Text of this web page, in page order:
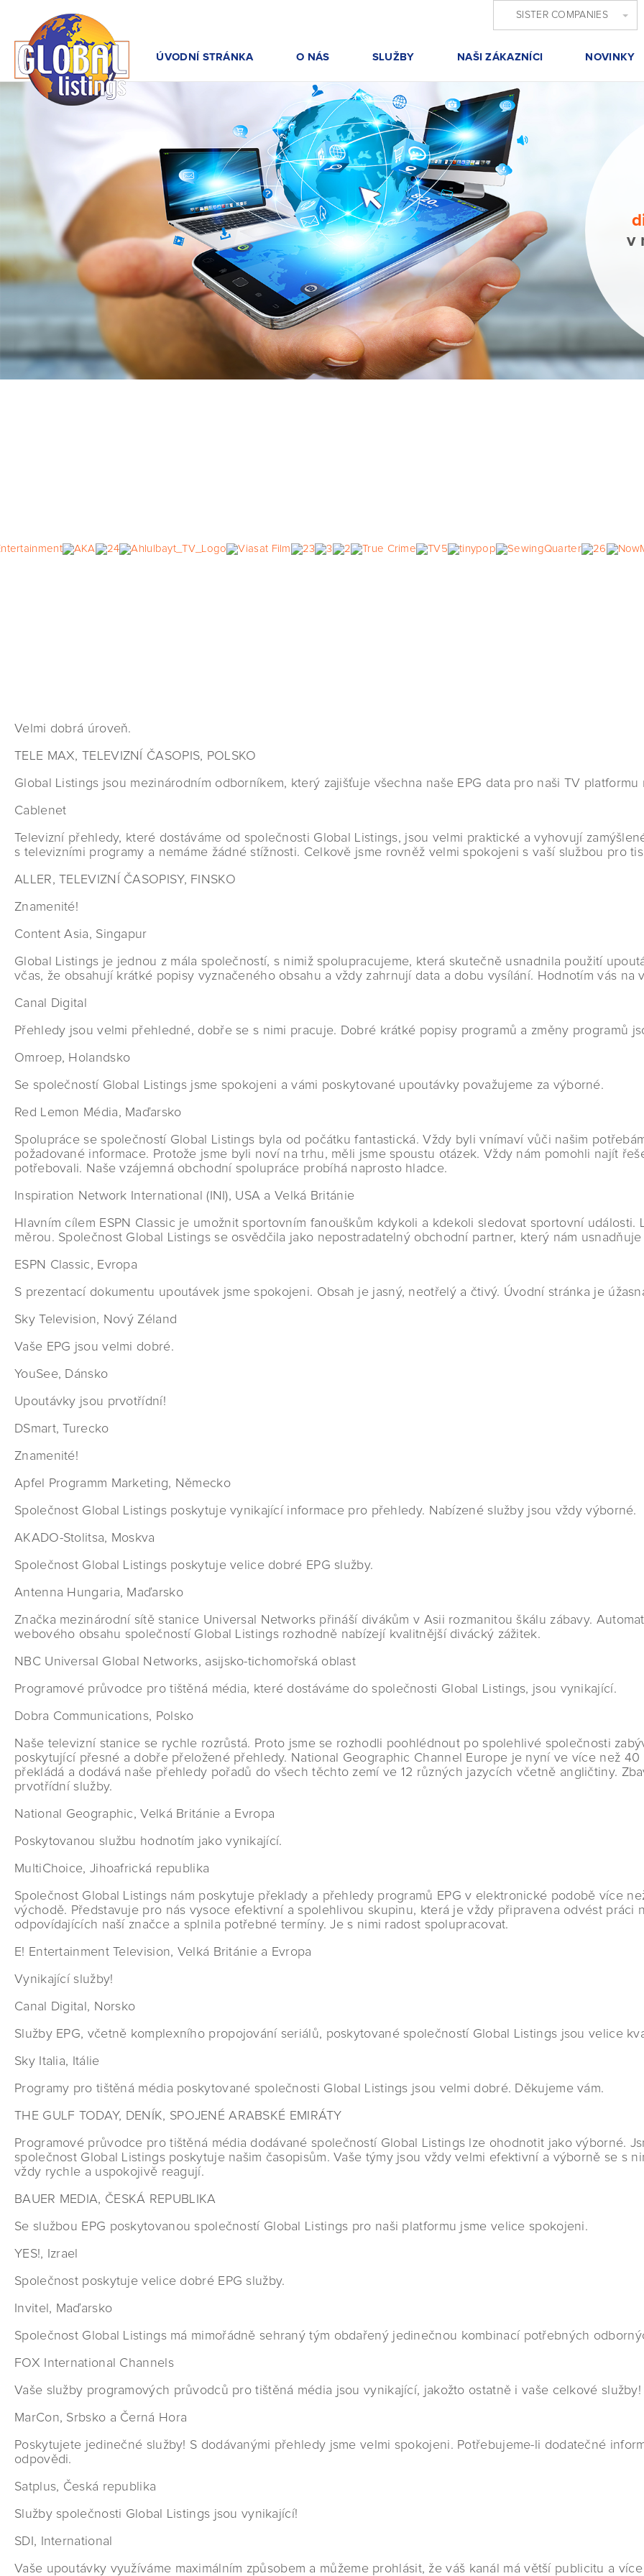
SISTER COMPANIES
ÚVODNÍ STRÁNKA O NÁS SLUŽBY NAŠI ZÁKAZNÍCI NOVINKY
v
Velmi dobrá úroveň.
TELE MAX, TELEVIZNÍ ČASOPIS, POLSKO
Global Listings jsou mezinárodním odborníkem, který zajišťuje všechna naše EPG data pro naši TV platformu
Cablenet
Televizní přehledy, které dostáváme od společnosti Global Listings, jsou velmi praktické a vyhovují
s televizními programy a nemáme žádné stížnosti. Celkově jsme rovněž velmi spokojeni s vaší službou pro
ALLER, TELEVIZNÍ ČASOPISY, FINSKO
Znamenité!
Content Asia, Singapur
Global Listings je jednou z mála společností, s nimiž spolupracujeme, která skutečně usnadnila použití
včas, že obsahují krátké popisy vyznačeného obsahu a vždy zahrnují data a dobu vysílání. Hodnotím vás na
Canal Digital
Přehledy jsou velmi přehledné, dobře se s nimi pracuje. Dobré krátké popisy programů a změny programů
Omroep, Holandsko
Se společností Global Listings jsme spokojeni a vámi poskytované upoutávky považujeme za výborné.
Red Lemon Média, Maďarsko
Spolupráce se společností Global Listings byla od počátku fantastická. Vždy byli vnímaví vůči našim
požadované informace. Protože jsme byli noví na trhu, měli jsme spoustu otázek. Vždy nám pomohli najít
potřebovali. Naše vzájemná obchodní spolupráce probíhá naprosto hladce.
Inspiration Network International (INI), USA a Velká Británie
Hlavním cílem ESPN Classic je umožnit sportovním fanouškům kdykoli a kdekoli sledovat sportovní
měrou. Společnost Global Listings se osvědčila jako nepostradatelný obchodní partner, který nám
ESPN Classic, Evropa
S prezentací dokumentu upoutávek jsme spokojeni. Obsah je jasný, neotřelý a čtivý. Úvodní stránka je
Sky Television, Nový Zéland
Vaše EPG jsou velmi dobré.
YouSee, Dánsko
Upoutávky jsou prvotřídní!
DSmart, Turecko
Znamenité!
Apfel Programm Marketing, Německo
Společnost Global Listings poskytuje vynikající informace pro přehledy. Nabízené služby jsou vždy výborné.
AKADO-Stolitsa, Moskva
Společnost Global Listings poskytuje velice dobré EPG služby.
Antenna Hungaria, Maďarsko
Značka mezinárodní sítě stanice Universal Networks přináší divákům v Asii rozmanitou škálu zábavy.
webového obsahu společností Global Listings rozhodně nabízejí kvalitnější divácký zážitek.
NBC Universal Global Networks, asijsko-tichomořská oblast
Programové průvodce pro tištěná média, které dostáváme do společnosti Global Listings, jsou vynikající.
Dobra Communications, Polsko
Naše televizní stanice se rychle rozrůstá. Proto jsme se rozhodli poohlédnout po spolehlivé společnosti
poskytující přesné a dobře přeložené přehledy. National Geographic Channel Europe je nyní ve více než
překládá a dodává naše přehledy pořadů do všech těchto zemí ve 12 různých jazycích včetně angličtiny.
prvotřídní služby.
National Geographic, Velká Británie a Evropa
Poskytovanou službu hodnotím jako vynikající.
MultiChoice, Jihoafrická republika
Společnost Global Listings nám poskytuje překlady a přehledy programů EPG v elektronické podobě více
východě. Představuje pro nás vysoce efektivní a spolehlivou skupinu, která je vždy připravena odvést práci
odpovídajících naší značce a splnila potřebné termíny. Je s nimi radost spolupracovat.
E! Entertainment Television, Velká Británie a Evropa
Vynikající služby!
Canal Digital, Norsko
Služby EPG, včetně komplexního propojování seriálů, poskytované společností Global Listings jsou velice
Sky Italia, Itálie
Programy pro tištěná média poskytované společnosti Global Listings jsou velmi dobré. Děkujeme vám.
THE GULF TODAY, DENÍK, SPOJENÉ ARABSKÉ EMIRÁTY
Programové průvodce pro tištěná média dodávané společností Global Listings lze ohodnotit jako výborné.
společnost Global Listings poskytuje našim časopisům. Vaše týmy jsou vždy velmi efektivní a výborně se s
vždy rychle a uspokojivě reagují.
BAUER MEDIA, ČESKÁ REPUBLIKA
Se službou EPG poskytovanou společností Global Listings pro naši platformu jsme velice spokojeni.
YES!, Izrael
Společnost poskytuje velice dobré EPG služby.
Invitel, Maďarsko
Společnost Global Listings má mimořádně sehraný tým obdařený jedinečnou kombinací potřebných
FOX International Channels
Vaše služby programových průvodců pro tištěná média jsou vynikající, jakožto ostatně i vaše celkové služby!
MarCon, Srbsko a Černá Hora
Poskytujete jedinečné služby! S dodávanými přehledy jsme velmi spokojeni. Potřebujeme-li dodatečné
odpovědi.
Satplus, Česká republika
Služby společnosti Global Listings jsou vynikající!
SDI, International
Vaše upoutávky využíváme maximálním způsobem a můžeme prohlásit, že váš kanál má větší publicitu a